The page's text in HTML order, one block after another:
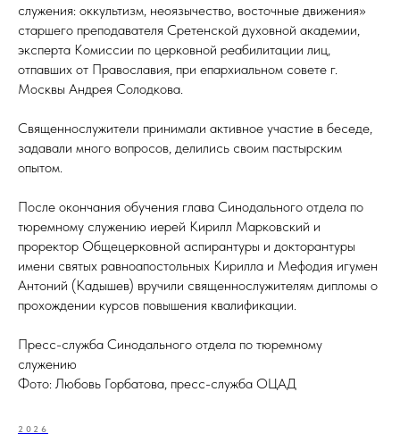
служения: оккультизм, неоязычество, восточные движения»
старшего преподавателя Сретенской духовной академии,
эксперта Комиссии по церковной реабилитации лиц,
отпавших от Православия, при епархиальном совете г.
Москвы Андрея Солодкова.
Священнослужители принимали активное участие в беседе,
задавали много вопросов, делились своим пастырским
опытом.
После окончания обучения глава Синодального отдела по
тюремному служению иерей Кирилл Марковский и
проректор Общецерковной аспирантуры и докторантуры
имени святых равноапостольных Кирилла и Мефодия игумен
Антоний (Кадышев) вручили священнослужителям дипломы о
прохождении курсов повышения квалификации.
Пресс-служба Синодального отдела по тюремному
служению
Фото: Любовь Горбатова, пресс-служба ОЦАД
2026